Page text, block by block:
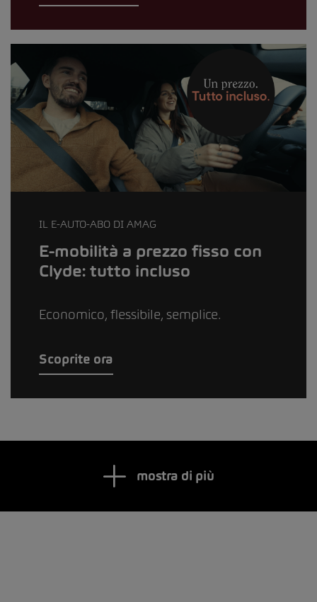
IL E-AUTO-ABO DI AMAG
E-mobilità a prezzo fisso con
Clyde: tutto incluso
Economico, flessibile, semplice.
Scoprite ora
mostra di più